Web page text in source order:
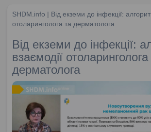
SHDM.info | Від екземи до інфекції:
отоларинголога та дерматолога
Від екземи до інфекції:
взаємодії
дерматолога